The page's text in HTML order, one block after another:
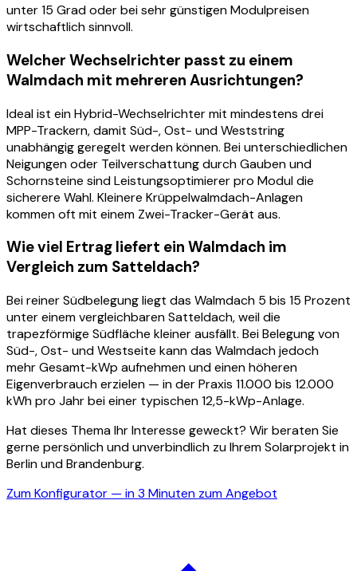
unter 15 Grad oder bei sehr günstigen Modulpreisen
wirtschaftlich sinnvoll.
Welcher Wechselrichter passt zu einem
Walmdach mit mehreren Ausrichtungen?
Ideal ist ein Hybrid-Wechselrichter mit mindestens drei
MPP-Trackern, damit Süd-, Ost- und Weststring
unabhängig geregelt werden können. Bei unterschiedlichen
Neigungen oder Teilverschattung durch Gauben und
Schornsteine sind Leistungsoptimierer pro Modul die
sicherere Wahl. Kleinere Krüppelwalmdach-Anlagen
kommen oft mit einem Zwei-Tracker-Gerät aus.
Wie viel Ertrag liefert ein Walmdach im
Vergleich zum Satteldach?
Bei reiner Südbelegung liegt das Walmdach 5 bis 15 Prozent
unter einem vergleichbaren Satteldach, weil die
trapezförmige Südfläche kleiner ausfällt. Bei Belegung von
Süd-, Ost- und Westseite kann das Walmdach jedoch
mehr Gesamt-kWp aufnehmen und einen höheren
Eigenverbrauch erzielen — in der Praxis 11.000 bis 12.000
kWh pro Jahr bei einer typischen 12,5-kWp-Anlage.
Hat dieses Thema Ihr Interesse geweckt? Wir beraten Sie
gerne persönlich und unverbindlich zu Ihrem Solarprojekt in
Berlin und Brandenburg.
Zum Konfigurator — in 3 Minuten zum Angebot